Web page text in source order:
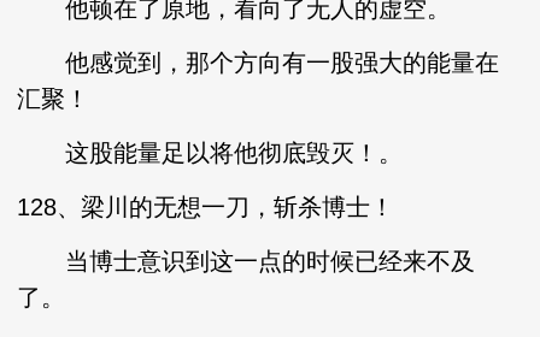
他顿在了原地，看向了无人的虚空。
他感觉到，那个方向有一股强大的能量在
汇聚！
这股能量足以将他彻底毁灭！。
128、梁川的无想一刀，斩杀博士！
当博士意识到这一点的时候已经来不及
了。